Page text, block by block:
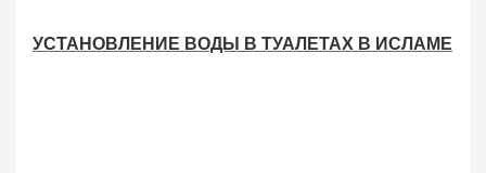
УСТАНОВЛЕНИЕ ВОДЫ В ТУАЛЕТАХ В ИСЛАМЕ